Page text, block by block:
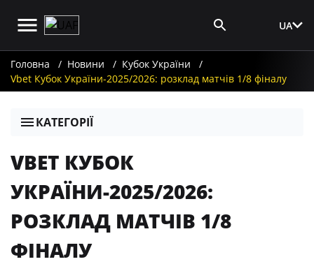
UA
Головна Новини
Кубок України
Vbet Кубок України-2025/2026: розклад матчів 1/8 фіналу
КАТЕГОРІЇ
VBET КУБОК
УКРАЇНИ-2025/2026:
РОЗКЛАД МАТЧІВ 1/8
ФІНАЛУ